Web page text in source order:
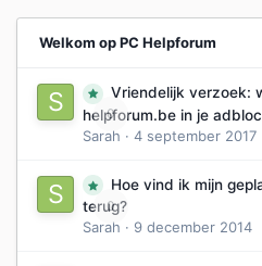
Welkom op PC Helpforum
0
Vriendelijk verzoek:
helpforum.be in je
Sarah · 4 september 2017
0
Hoe vind ik mijn
terug?
Sarah · 9 december 2014